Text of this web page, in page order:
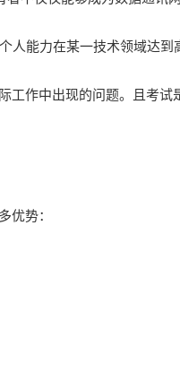
能力在某一技术领域达
中出现的问题。且考试
优势：